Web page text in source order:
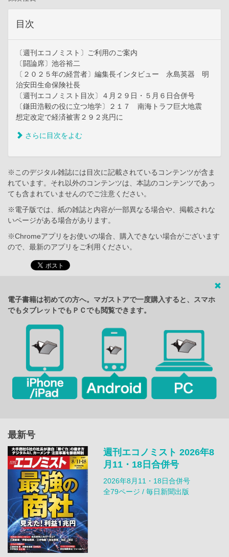
目次
〔週刊エコノミスト〕ご利用のご案内
〔闘論席〕池谷裕二
〔２０２５年の経営者〕編集長インタビュー 永島英器 明
治安田生命保険社長
〔週刊エコノミスト目次〕４月２９日・５月６日合併号
〔鎌田浩毅の役に立つ地学〕２１７ 南海トラフ巨大地震
想定改定で経済被害２９２兆円に
さらに目次をよむ
※このデジタル雑誌には目次に記載されているコンテンツが含ま
れています。それ以外のコンテンツは、本誌のコンテンツであっ
ても含まれていませんのでご注意ください。
※電子版では、紙の雑誌と内容が一部異なる場合や、掲載されな
いページがある場合があります。
※Chromeアプリをお使いの場合、購入できない場合がございます
ので、最新のアプリをご利用ください。
電子書籍は初めての方へ。マガストアで一度購入すると、スマホ
でもタブレットでもＰＣでも閲覧できます。
最新号
週刊エコノミスト 2026年8
月11・18日合併号
2026年8月11・18日合併号
全79ページ / 毎日新聞出版